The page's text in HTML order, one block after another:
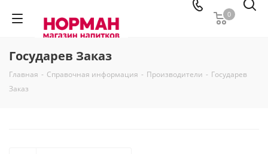
0
Государев Заказ
Главная - Справочная информация - Производители - Государев
Заказ